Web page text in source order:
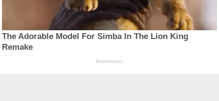
The Adorable Model For Simba In The Lion King
Remake
Brainberries